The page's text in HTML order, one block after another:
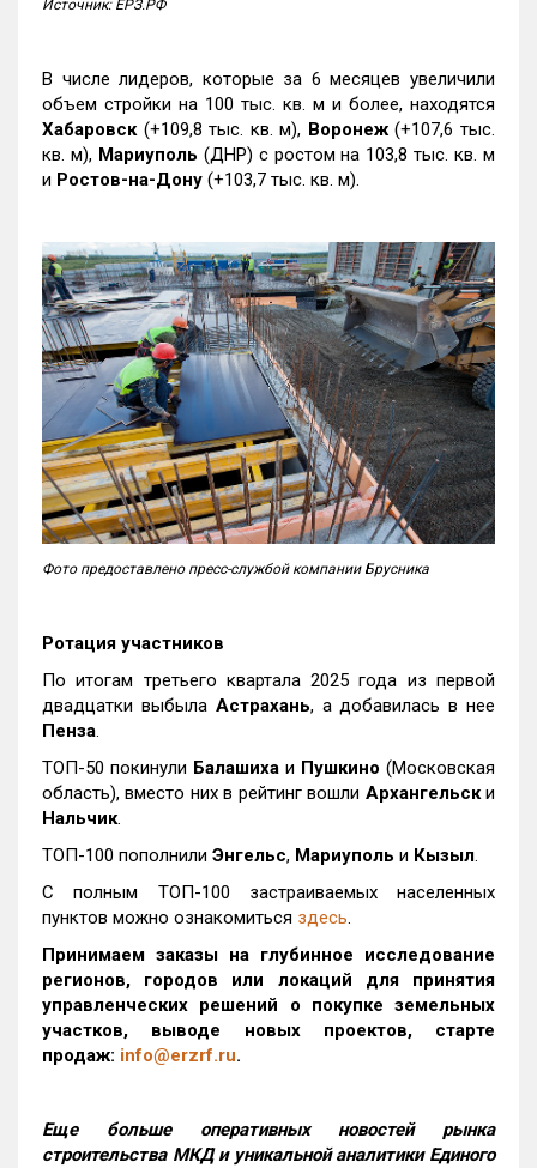
Источник: ЕРЗ.РФ
В числе лидеров, которые за 6 месяцев увеличили
объем стройки на 100 тыс. кв. м и более, находятся
Хабаровск (+109,8 тыс. кв. м), Воронеж(+107,6 тыс.
кв. м), Мариуполь (ДНР) с ростом на 103,8 тыс. кв. м
и Ростов-на-Дону (+103,7 тыс. кв. м).
Фото предоставлено пресс-службой компании Брусника
Ротация участников
По итогам третьего квартала 2025 года из первой
двадцатки выбыла Астрахань, а добавилась в нее
Пенза.
ТОП-50 покинули Балашиха и Пушкино (Московская
область), вместо них в рейтинг вошли Архангельски
Нальчик.
ТОП-100 пополнили Энгельс, Мариуполь и Кызыл.
С полным ТОП-100 застраиваемых населенных
пунктов можно ознакомиться здесь.
Принимаем заказы на глубинное исследование
регионов, городов или локаций для принятия
управленческих решений о покупке земельных
участков, выводе новых проектов, старте
продаж: info@erzrf.ru.
Еще больше оперативных новостей рынка
строительства МКД и уникальной аналитики Единого